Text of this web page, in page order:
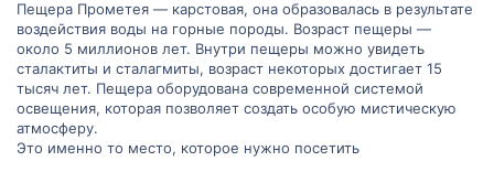
Пещера Прометея — карстовая, она образовалась в результате
воздействия воды на горные породы. Возраст пещеры —
около 5 миллионов лет. Внутри пещеры можно увидеть
сталактиты и сталагмиты, возраст некоторых достигает 15
тысяч лет. Пещера оборудована современной системой
освещения, которая позволяет создать особую мистическую
атмосферу.
Это именно то место, которое нужно посетить